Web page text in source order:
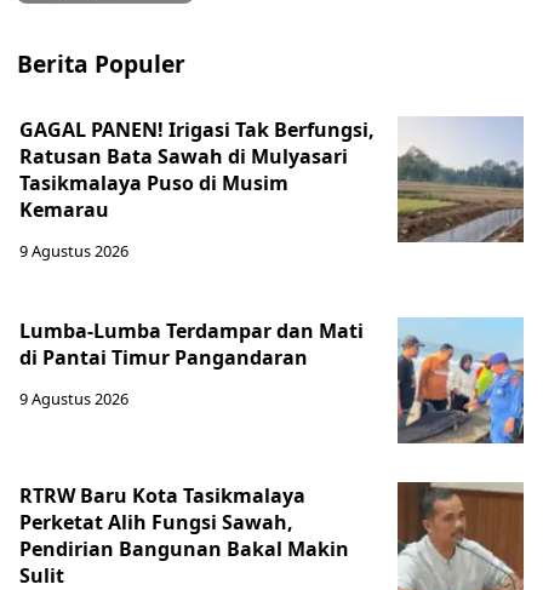
Berita Populer
GAGAL PANEN! Irigasi Tak Berfungsi,
Ratusan Bata Sawah di Mulyasari
Tasikmalaya Puso di Musim
Kemarau
9 Agustus 2026
Lumba-Lumba Terdampar dan Mati
di Pantai Timur Pangandaran
9 Agustus 2026
RTRW Baru Kota Tasikmalaya
Perketat Alih Fungsi Sawah,
Pendirian Bangunan Bakal Makin
Sulit